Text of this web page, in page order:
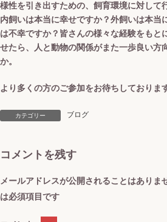
様性を引き出すための、飼育環境に対して
内飼いは本当に幸せですか？外飼いは本当
は不幸ですか？皆さんの様々な経験をもと
せたら、人と動物の関係がまた一歩良い方
か。
より多くの方のご参加をお待ちしておりま
カテゴリー ブログ
コメントを残す
メールアドレスが公開されることはありま
は必須項目です